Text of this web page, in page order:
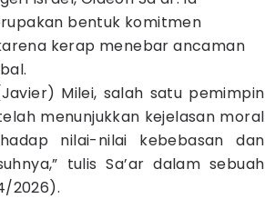
bentuk komitmen
kerap menebar ancaman
Milei, salah satu pemimpin
menunjukkan kejelasan moral
nilai-nilai kebebasan dan
tulis Sa’ar dalam sebuah
2026).